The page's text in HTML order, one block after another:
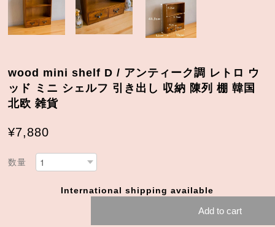
wood mini shelf D / アンティーク調 レトロ ウ
ッド ミニ シェルフ 引き出し 収納 陳列 棚 韓国
北欧 雑貨
¥7,880
数量
International shipping available
Add to cart